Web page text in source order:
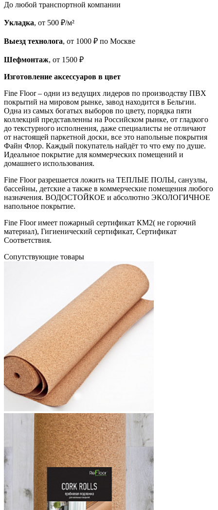
До любой транспортной компании
Укладка, от 500 ₽/м²
Выезд технолога, от 1000 ₽ по Москве
Шефмонтаж, от 1500 ₽
Изготовление аксессуаров в цвет
Fine Floor – одни из ведущих лидеров по производству ПВХ
покрытий на мировом рынке, завод находится в Бельгии.
Одна из самых богатых выборов по цвету, порядка пяти
коллекций представленны на Российском рынке, от гладкого
до текстурного исполнения, даже специалисты не отличают
от настоящей паркетной доски, все это напольные покрытия
Файн Флор. Каждый покупатель найдёт то что ему по душе.
Идеальное покрытие для коммерческих помещений и
домашнего использования.
Fine Floor разрешается ложить на ТЕПЛЫЕ ПОЛЫ, санузлы,
бассейны, детские а также в коммерческие помещения любого
назначения. ВОДОСТОЙКОЕ и абсолютно ЭКОЛОГИЧНОЕ
напольное покрытие.
Fine Floor имеет пожарный сертификат КМ2( не горючий
материал), Гигиенический сертификат, Сертификат
Соответствия.
Cопутствующие товары